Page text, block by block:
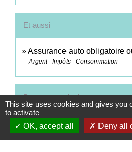
Et aussi
Assurance auto obligatoire
Argent - Impôts - Consommation
Pour en savoir plus
Assurance automobileopen_in_new
Autorité de contrôle prudentiel et de
This site uses cookies and gives you
to activate
OK, accept all
Deny all